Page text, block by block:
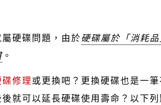
硬碟問題，由於硬碟屬於「消耗
。
碟修理或更換吧？更換硬碟也是一
就可以延長硬碟使用壽命？以下列